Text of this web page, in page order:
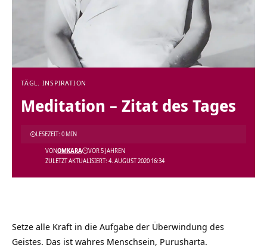
TÄGL. INSPIRATION
Meditation – Zitat des Tages
ZULETZT AKTUALISIERT: 4. AUGUST 2020 16:34
VONOMKARA VOR 5 JAHREN
LESEZEIT: 0 MIN
Setze alle Kraft in die Aufgabe der Überwindung des
Geistes. Das ist wahres Menschsein, Purusharta.